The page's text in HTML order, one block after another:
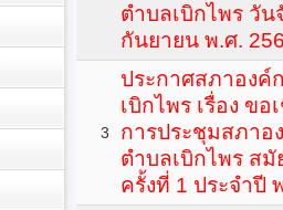
ตำบลเบิกไพร วั
กันยายน พ.ศ.
3
ประกาศสภาองค์
เบิกไพร เรื่อง ข
การประชุมสภาอ
ตำบลเบิกไพร ส
ครั้งที่ 1 ประจำปี